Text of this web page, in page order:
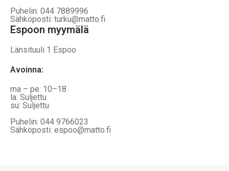
Puhelin: 044 7889996
Sähköposti: turku@matto.fi
Espoon myymälä
Länsituuli 1 Espoo
Avoinna:
ma – pe: 10–18
la: Suljettu
su: Suljettu
Puhelin: 044 9766023
Sähköposti: espoo@matto.fi